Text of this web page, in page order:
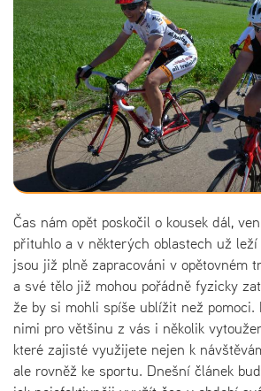
Čas nám opět poskočil o kousek dál,
přituhlo a v některých oblastech už
jsou již plně zapracováni v opětovném
a své tělo již mohou pořádně fyzicky
že by si mohli spíše ublížit než pomoci.
nimi pro většinu z vás i několik
které zajisté využijete nejen k
ale rovněž ke sportu. Dnešní článek